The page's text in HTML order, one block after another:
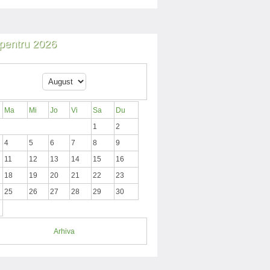
2026
Ma Mi Jo Vi Sa
Du
1
2
4 5 6 7 8
9
11 12 13 14 15
16
18 19 20 21 22
23
25 26 27 28 29
30
Arhiva